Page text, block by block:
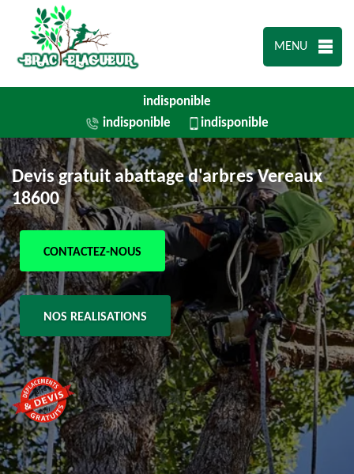
MENU
indisponible
indisponible
indisponible
Devis gratuit abattage d'arbres Vereaux
18600
CONTACTEZ-NOUS
NOS REALISATIONS